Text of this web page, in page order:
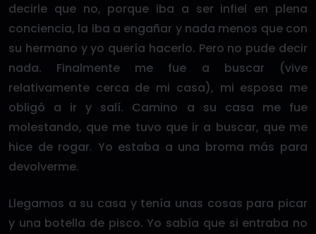
decirle que no, porque iba a ser infiel en plena
conciencia, la iba a engañar y nada menos que con
su hermano y yo quería hacerlo. Pero no pude decir
nada. Finalmente me fue a buscar (vive
relativamente cerca de mi casa), mi esposa me
obligó a ir y salí. Camino a su casa me fue
molestando, que me tuvo que ir a buscar, que me
hice de rogar. Yo estaba a una broma más para
devolverme.
Llegamos a su casa y tenía unas cosas para picar
y una botella de pisco. Yo sabía que si entraba no